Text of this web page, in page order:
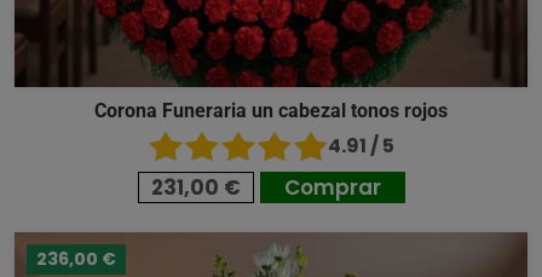
Corona Funeraria un cabezal tonos rojos
4.91 / 5
231,00 € Comprar
236,00 €